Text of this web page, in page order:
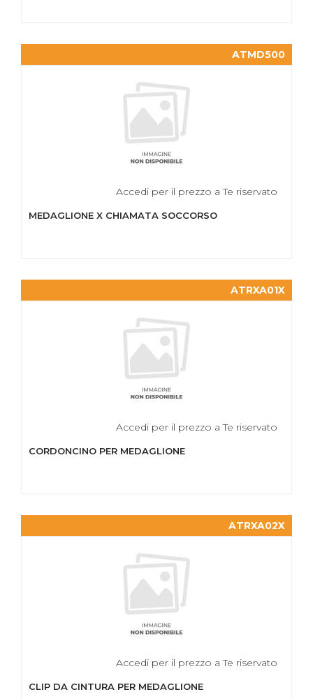
ATMD500
Accedi per il prezzo a Te riservato
MEDAGLIONE X CHIAMATA SOCCORSO
ATRXA01X
Accedi per il prezzo a Te riservato
CORDONCINO PER MEDAGLIONE
ATRXA02X
Accedi per il prezzo a Te riservato
CLIP DA CINTURA PER MEDAGLIONE